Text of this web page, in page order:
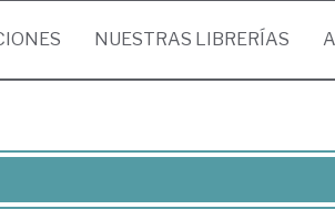
NUESTRAS LIBRERÍAS